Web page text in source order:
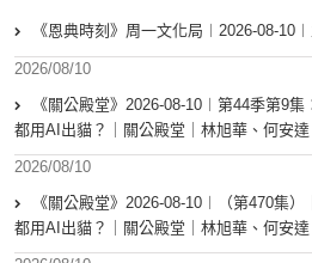
《恩典時刻》周一文化局︱2026-08-
2026/08/10
《關公殿堂》2026-08-10︱第44季第9
都用AI出貓？｜關公殿堂｜林旭華、何安達
2026/08/10
《關公殿堂》2026-08-10︱（第470集
都用AI出貓？｜關公殿堂｜林旭華、何安達